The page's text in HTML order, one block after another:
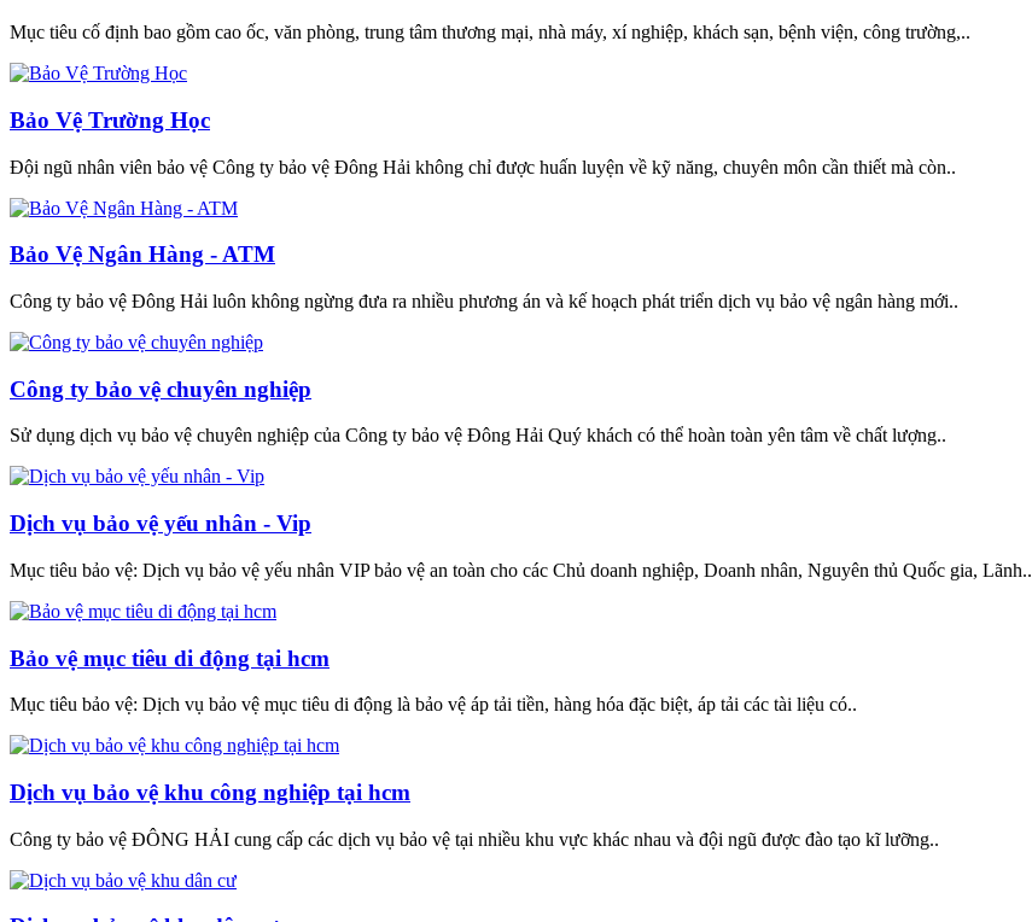
Mục tiêu cố định bao gồm cao ốc, văn phòng, trung tâm thương mại, nhà máy, xí nghiệp, khách sạn, bệnh viện, công trường,..
Bảo Vệ Trường Học
Đội ngũ nhân viên bảo vệ Công ty bảo vệ Đông Hải không chỉ được huấn luyện về kỹ năng, chuyên môn cần thiết mà còn..
Bảo Vệ Ngân Hàng - ATM
Công ty bảo vệ Đông Hải luôn không ngừng đưa ra nhiều phương án và kế hoạch phát triển dịch vụ bảo vệ ngân hàng mới..
Công ty bảo vệ chuyên nghiệp
Sử dụng dịch vụ bảo vệ chuyên nghiệp của Công ty bảo vệ Đông Hải Quý khách có thể hoàn toàn yên tâm về chất lượng..
Dịch vụ bảo vệ yếu nhân - Vip
Mục tiêu bảo vệ: Dịch vụ bảo vệ yếu nhân VIP bảo vệ an toàn cho các Chủ doanh nghiệp, Doanh nhân, Nguyên thủ Quốc gia, Lãnh..
Bảo vệ mục tiêu di động tại hcm
Mục tiêu bảo vệ: Dịch vụ bảo vệ mục tiêu di động là bảo vệ áp tải tiền, hàng hóa đặc biệt, áp tải các tài liệu có..
Dịch vụ bảo vệ khu công nghiệp tại hcm
Công ty bảo vệ ĐÔNG HẢI cung cấp các dịch vụ bảo vệ tại nhiều khu vực khác nhau và đội ngũ được đào tạo kĩ lưỡng..